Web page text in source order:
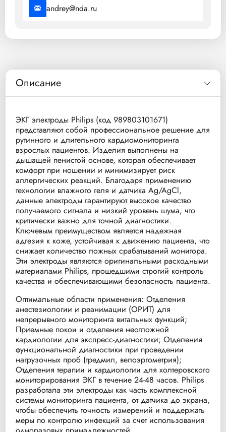
andrey@nda.ru
Описание
ЭКГ электроды Philips (код 989803101671)
представляют собой профессиональное решение для
рутинного и длительного кардиомониторинга
взрослых пациентов. Изделия выполнены на
дышащей пенистой основе, которая обеспечивает
комфорт при ношении и минимизирует риск
аллергических реакций. Благодаря применению
технологии влажного геля и датчика Ag/AgCl,
данные электроды гарантируют высокое качество
получаемого сигнала и низкий уровень шума, что
критически важно для точной диагностики.
Ключевым преимуществом является надежная
адгезия к коже, устойчивая к движению пациента, что
снижает количество ложных срабатываний монитора.
Эти электроды являются оригинальными расходными
материалами Philips, прошедшими строгий контроль
качества и обеспечивающими безопасность пациента.
Оптимальные области применения: Отделения
анестезиологии и реанимации (ОРИТ) для
непрерывного мониторинга витальных функций;
Приемные покои и отделения неотложной
кардиологии для экспресс-диагностики; Отделения
функциональной диагностики при проведении
нагрузочных проб (тредмил, велоэргометрия);
Отделения терапии и кардиологии для холтеровского
мониторирования ЭКГ в течение 24-48 часов. Philips
разработала эти электроды как часть комплексной
системы мониторинга пациента, от датчика до экрана,
чтобы обеспечить точность измерений и поддержать
меры по контролю инфекций за счет использования